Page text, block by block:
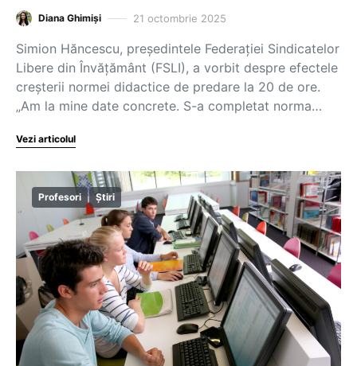
Diana Ghimiși 21 octombrie 2025
Simion Hăncescu, președintele Federației Sindicatelor
Libere din Învățământ (FSLI), a vorbit despre efectele
creșterii normei didactice de predare la 20 de ore.
„Am la mine date concrete. S-a completat norma…
Vezi articolul
Profesori Știri